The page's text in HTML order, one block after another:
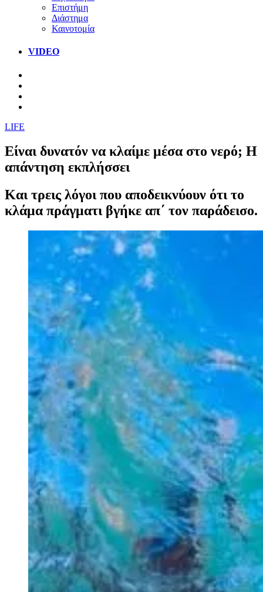
Επιστήμη
Διάστημα
Καινοτομία
VIDEO
LIFE
Είναι δυνατόν να κλαίμε μέσα στο νερό; Η
απάντηση εκπλήσσει
Και τρεις λόγοι που αποδεικνύουν ότι το
κλάμα πράγματι βγήκε απ΄ τον παράδεισο.